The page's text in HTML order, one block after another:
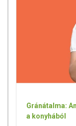
Gránátalma:
a konyhából